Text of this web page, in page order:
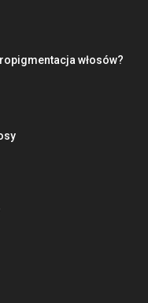
włosów?